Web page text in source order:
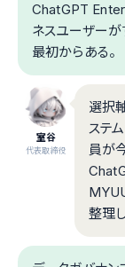
ChatGPT
ネスユーザーが
最初からある。
室谷
代表取締役
選択
ステ
員が
整理